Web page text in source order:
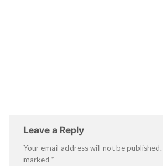
Leave a Reply
Your email address will not be published.
marked *